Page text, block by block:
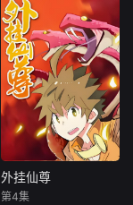
穿越天玄界，开局
竟是辣鸡门派掌门
人！都市氪金人重
生游戏异界，拿玩
家当走狗，收世界
主角做小弟，论耍
酷我只认天下第
一！
外挂仙尊
外挂仙尊
第4集